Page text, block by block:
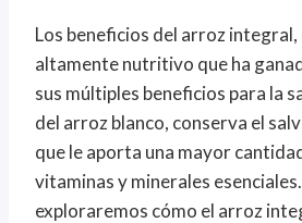
Los beneficios del arroz
altamente nutritivo que ha
sus múltiples beneficios para la
del arroz blanco, conserva el
que le aporta una mayor
vitaminas y minerales
exploraremos cómo el arroz